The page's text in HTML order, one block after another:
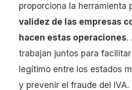
proporciona la herramienta
validez de las empresas
hacen estas operaciones.
trabajan juntos para
legítimo entre los estados
y prevenir el fraude del IVA.